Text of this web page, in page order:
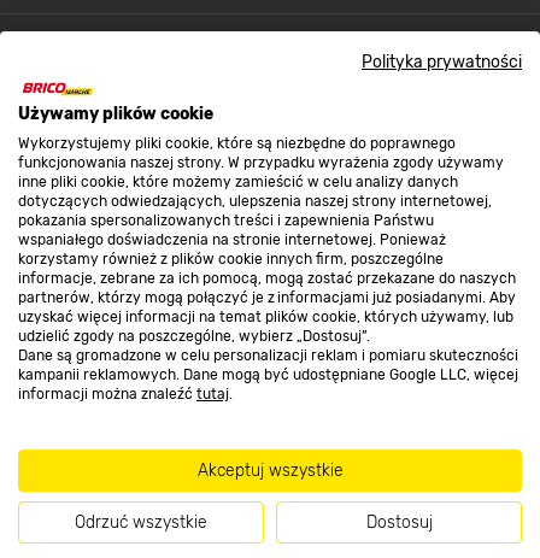
Polityka prywatności
Używamy plików cookie
Wykorzystujemy pliki cookie, które są niezbędne do poprawnego
funkcjonowania naszej strony. W przypadku wyrażenia zgody używamy
inne pliki cookie, które możemy zamieścić w celu analizy danych
dotyczących odwiedzających, ulepszenia naszej strony internetowej,
pokazania spersonalizowanych treści i zapewnienia Państwu
wspaniałego doświadczenia na stronie internetowej. Ponieważ
korzystamy również z plików cookie innych firm, poszczególne
informacje, zebrane za ich pomocą, mogą zostać przekazane do naszych
partnerów, którzy mogą połączyć je z informacjami już posiadanymi. Aby
uzyskać więcej informacji na temat plików cookie, których używamy, lub
udzielić zgody na poszczególne, wybierz „Dostosuj”.
Dane są gromadzone w celu personalizacji reklam i pomiaru skuteczności
kampanii reklamowych. Dane mogą być udostępniane Google LLC, więcej
informacji można znaleźć tutaj.
Akceptuj wszystkie
Odrzuć wszystkie Dostosuj
O nas
Kontakt do sklepu
Strefa biznesu
Dołącz do nas
Metody płatności